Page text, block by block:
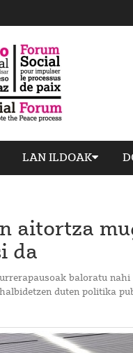
LAN ILDOAK
aitortza
da
baloratu
duten politika